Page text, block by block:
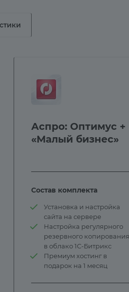
Аспро: Оптимус +
«Малый бизнес»
Состав комплекта
Установка и настройка
сайта на сервере
Настройка регулярного
резервного копирования
в облако 1С-Битрикс
Премиум хостинг в
подарок на 1 месяц